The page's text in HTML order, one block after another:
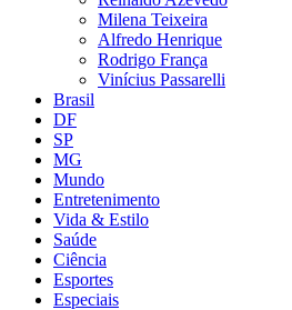
Milena Teixeira
Alfredo Henrique
Rodrigo França
Vinícius Passarelli
Brasil
DF
SP
MG
Mundo
Entretenimento
Vida & Estilo
Saúde
Ciência
Esportes
Especiais